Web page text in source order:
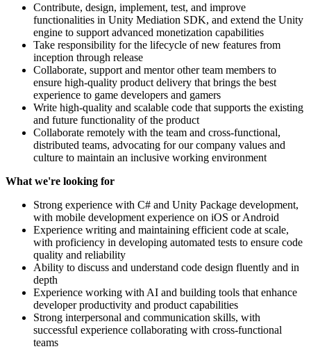
Contribute, design, implement, test, and improve
functionalities in Unity Mediation SDK, and extend the Unity
engine to support advanced monetization capabilities
Take responsibility for the lifecycle of new features from
inception through release
Collaborate, support and mentor other team members to
ensure high-quality product delivery that brings the best
experience to game developers and gamers
Write high-quality and scalable code that supports the existing
and future functionality of the product
Collaborate remotely with the team and cross‐functional,
distributed teams, advocating for our company values and
culture to maintain an inclusive working environment
What we're looking for
Strong experience with C# and Unity Package development,
with mobile development experience on iOS or Android
Experience writing and maintaining efficient code at scale,
with proficiency in developing automated tests to ensure code
quality and reliability
Ability to discuss and understand code design fluently and in
depth
Experience working with AI and building tools that enhance
developer productivity and product capabilities
Strong interpersonal and communication skills, with
successful experience collaborating with cross-functional
teams